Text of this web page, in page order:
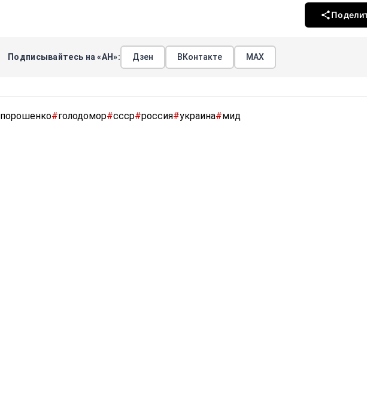
Подписывайтесь на «АН»: Дзен ВКонтакте МАХ
порошенко#голодомор#ссср#россия#украина#мид